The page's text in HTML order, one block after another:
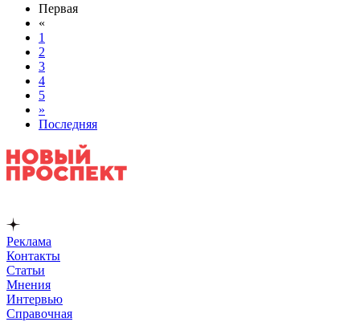
Первая
«
1
2
3
4
5
»
Последняя
Реклама
Контакты
Статьи
Мнения
Интервью
Справочная